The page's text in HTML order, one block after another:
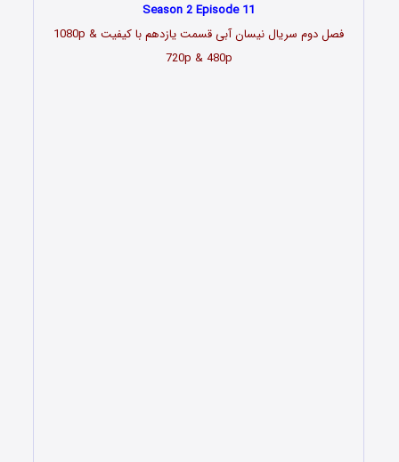
Season 2 Episode 11
فصل دوم سریال نیسان آبی قسمتیازدهم
با کیفیت 1080p &
720p & 480p